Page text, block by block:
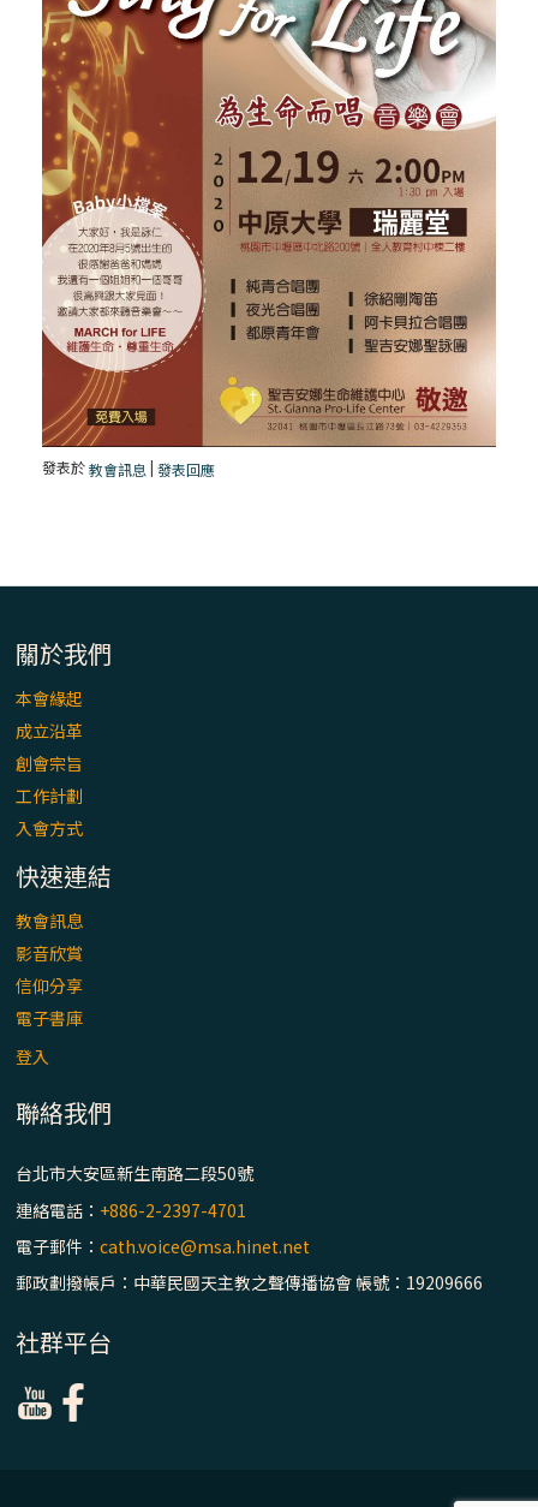
發表於教會訊息 |發表回應
關於我們
本會緣起
成立沿革
創會宗旨
工作計劃
入會方式
快速連結
教會訊息
影音欣賞
信仰分享
電子書庫
登入
聯絡我們
台北市大安區新生南路二段50號
連絡電話： +886-2-2397-4701
電子郵件：cath.voice@msa.hinet.net
郵政劃撥帳戶：中華民國天主教之聲傳播協會 帳號：19209666
社群平台